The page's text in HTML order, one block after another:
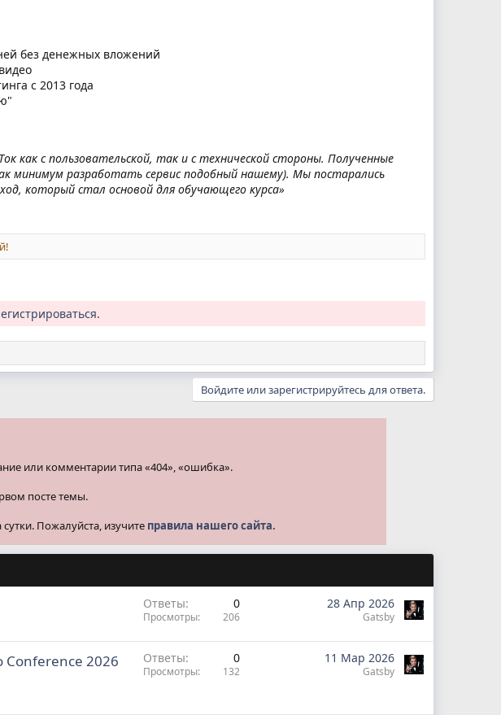
без денежных вложений
с 2013 года
как с пользовательской, так и с технической стороны. Полученные
минимум разработать сервис подобный нашему). Мы постарались
который стал основой для обучающего курса»
.
Войдите или зарегистрируйтесь для ответа.
или комментарии типа «404», «ошибка».
посте темы.
Пожалуйста, изучите правила нашего сайта.
Ответы 0
Просмотры 206
28 Апр 2026
Gatsby
2026
Ответы 0
Просмотры 132
11 Мар 2026
Gatsby